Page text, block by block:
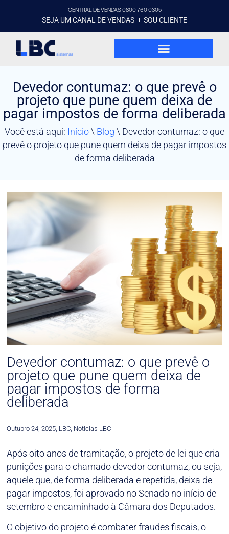
CENTRAL DE VENDAS 0800 760 0305
SEJA UM CANAL DE VENDAS SOU CLIENTE
Devedor contumaz: o que prevê o
projeto que pune quem deixa de
pagar impostos de forma deliberada
Você está aqui: Início\ Blog \ Devedor contumaz: o que
prevê o projeto que pune quem deixa de pagar impostos
de forma deliberada
Devedor contumaz: o que prevê o
projeto que pune quem deixa de
pagar impostos de forma
deliberada
Outubro 24, 2025, LBC, Noticias LBC
Após oito anos de tramitação, o projeto de lei que cria
punições para o chamado devedor contumaz, ou seja,
aquele que, de forma deliberada e repetida, deixa de
pagar impostos, foi aprovado no Senado no início de
setembro e encaminhado à Câmara dos Deputados.
O objetivo do projeto é combater fraudes fiscais, o